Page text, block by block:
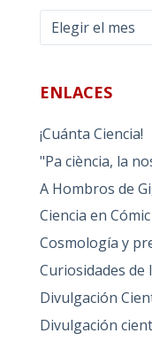
Archivos
ENLACES
¡Cuánta Ciencia!
"Pa ciència, la
A Hombros de
Ciencia en Cómic
Cosmología y
Curiosidades
Divulgación
Divulgación